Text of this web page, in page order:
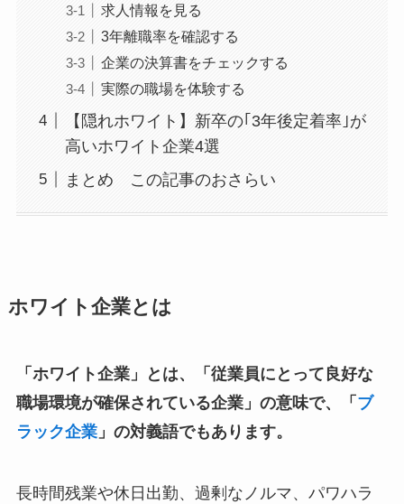
求人情報を見る
3年離職率を確認する
企業の決算書をチェックする
実際の職場を体験する
【隠れホワイト】新卒の｢3年後定着率｣が
高いホワイト企業4選
まとめ この記事のおさらい
ホワイト企業とは
「ホワイト企業」とは、「従業員にとって良好な
職場環境が確保されている企業」の意味で、「 ブ
ラック企業」の対義語でもあります。
長時間残業や休日出勤、過剰なノルマ、パワハラ